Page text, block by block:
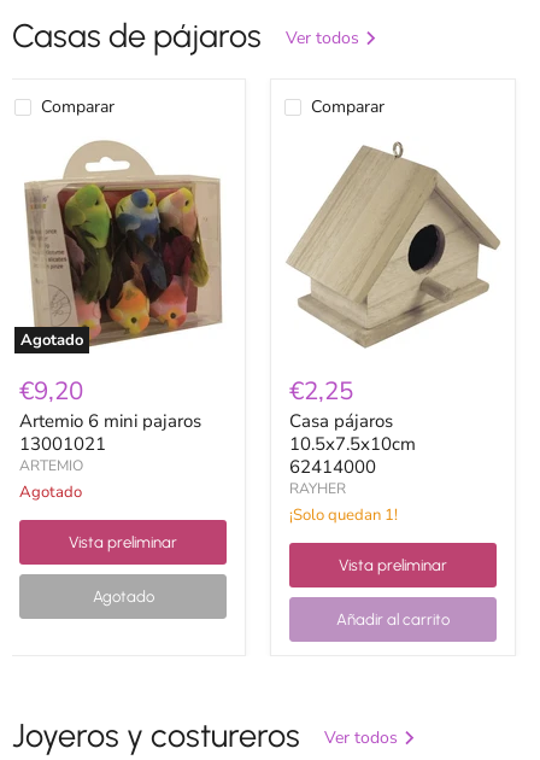
Casas de pájaros Ver todos
Comparar
Agotado
mini
pajaros
13001021
€9,20
Artemio 6 mini pajaros
13001021
ARTEMIO
Agotado
Vista preliminar
Agotado
Comparar
10.5x7.5x10cm
62414000
€2,25
Casa pájaros
10.5x7.5x10cm
62414000
RAYHER
¡Solo quedan 1!
Vista preliminar
Añadir al carrito
Joyeros y costureros Ver todos